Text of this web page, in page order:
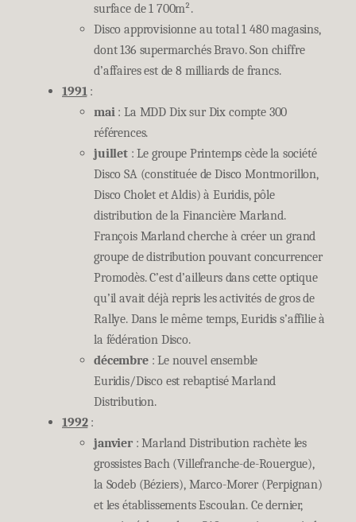
surface de 1 700m².
Disco approvisionne au total 1 480 magasins,
dont 136 supermarchés Bravo. Son chiffre
d’affaires est de 8 milliards de francs.
1991:
mai: La MDD Dix sur Dix compte 300
références.
juillet: Le groupe Printemps cède la société
Disco SA (constituée de Disco Montmorillon,
Disco Cholet et Aldis) à Euridis, pôle
distribution de la Financière Marland.
François Marland cherche à créer un grand
groupe de distribution pouvant concurrencer
Promodès. C’est d’ailleurs dans cette optique
qu’il avait déjà repris les activités de gros de
Rallye. Dans le même temps, Euridis s’affilie à
la fédération Disco.
décembre: Le nouvel ensemble
Euridis/Disco est rebaptisé Marland
Distribution.
1992:
janvier: Marland Distribution rachète les
grossistes Bach (Villefranche-de-Rouergue),
la Sodeb (Béziers), Marco-Morer (Perpignan)
et les établissements Escoulan. Ce dernier,